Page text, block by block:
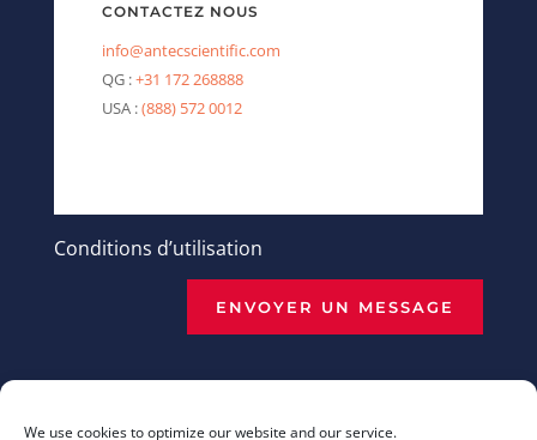
We use cookies to optimize our website and our service.
CONTACTEZ NOUS
info@antecscientific.com
QG :+31 172 268888
USA :(888) 572 0012
Conditions d’utilisation
ENVOYER UN MESSAGE